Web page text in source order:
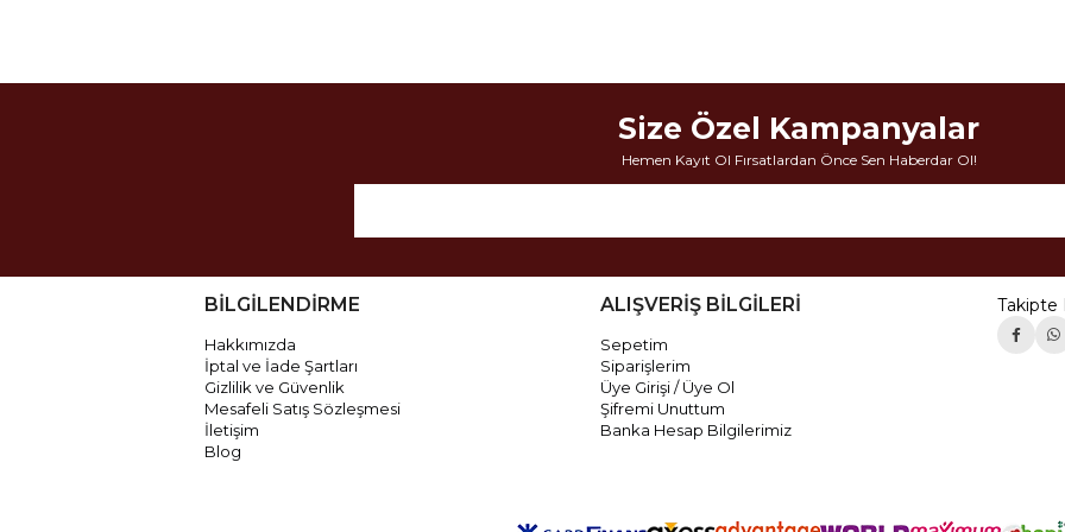
Size Özel Kampanyalar
Hemen Kayıt Ol Fırsatlardan Önce Sen Haberdar Ol!
BİLGİLENDİRME
Hakkımızda
İptal ve İade Şartları
Gizlilik ve Güvenlik
Mesafeli Satış Sözleşmesi
İletişim
Blog
ALIŞVERİŞ BİLGİLERİ
Sepetim
Siparişlerim
Üye Girişi / Üye Ol
Şifremi Unuttum
Banka Hesap Bilgilerimiz
Takipte